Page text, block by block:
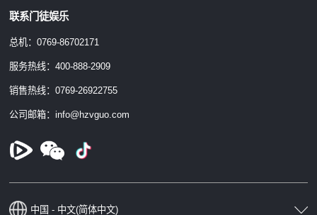
联系门徒娱乐
总机：0769-86702171
服务热线：400-888-2909
销售热线：0769-26922755
公司邮箱：info@hzvguo.com
中国 - 中文(简体中文)